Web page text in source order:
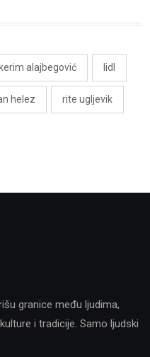
kerim alajbegović lidl
helez rite ugljevik
granice među ljudima,
i tradicije. Samo ljudski